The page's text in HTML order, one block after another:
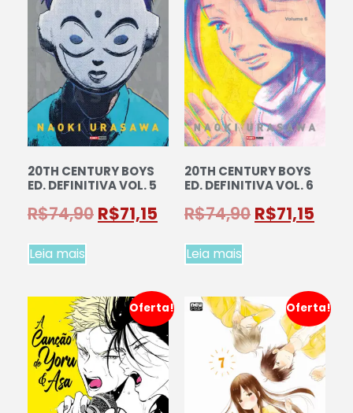
20TH CENTURY BOYS
ED. DEFINITIVA VOL. 5
R$74,90 R$71,15
Leia mais
20TH CENTURY BOYS
ED. DEFINITIVA VOL. 6
R$74,90 R$71,15
Leia mais
Oferta! Oferta!